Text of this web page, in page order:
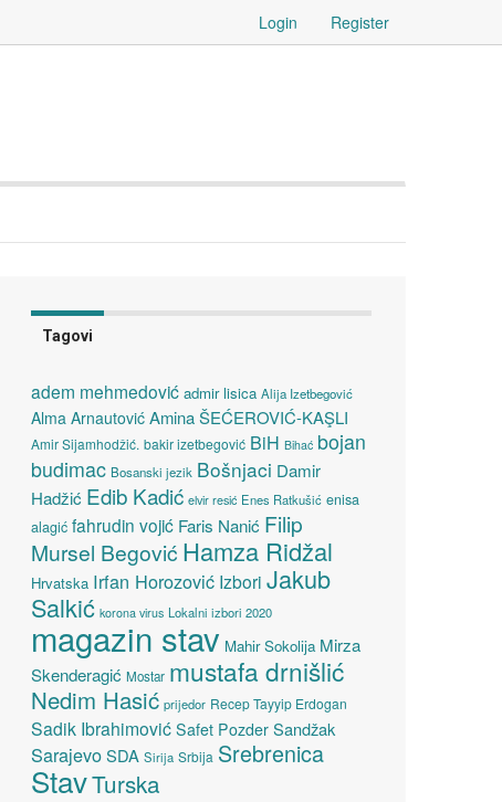
Login Register
Tagovi
adem mehmedović admir lisica Alija Izetbegović
Alma Arnautović Amina ŠEĆEROVIĆ-KAŞLI
Amir Sijamhodžić. bakir izetbegović BiH Bihać bojan
budimac Bosanski jezik Bošnjaci Damir
Hadžić Edib Kadić elvir resić Enes Ratkušić enisa
alagić fahrudin vojić Faris Nanić Filip
Mursel Begović Hamza Ridžal
Hrvatska Irfan Horozović Izbori Jakub
Salkić korona virus Lokalni izbori 2020
magazin stav Mahir Sokolija Mirza
Skenderagić Mostar mustafa drnišlić
Nedim Hasić prijedor Recep Tayyip Erdogan
Sadik Ibrahimović Safet Pozder Sandžak
SarajevoSDA Sirija Srbija Srebrenica
StavTurska